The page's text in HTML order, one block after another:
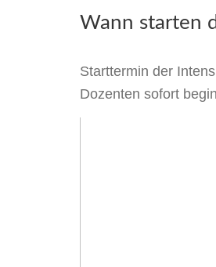
Wann starten
Starttermin der
Dozenten sofort